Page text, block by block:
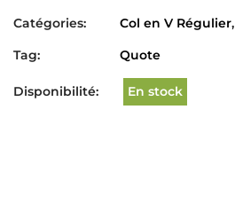
Catégories:
Col en V Régulier,
Tag:
Quote
Disponibilité: En stock